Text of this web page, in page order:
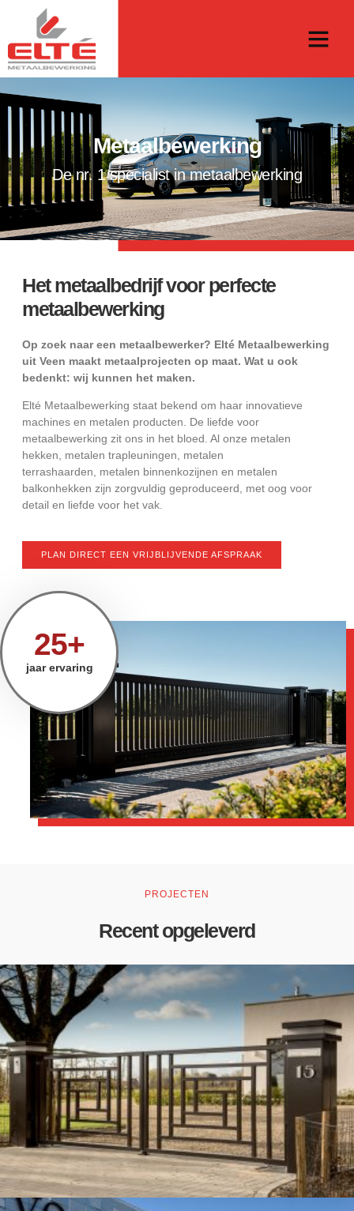
Metaalbewerking
De nr. 1 specialist in metaalbewerking
Het metaalbedrijf voor perfecte
metaalbewerking
Op zoek naar een metaalbewerker? Elté Metaalbewerking
uit Veen maakt metaalprojecten op maat. Wat u ook
bedenkt: wij kunnen het maken.
Elté Metaalbewerking staat bekend om haar innovatieve
machines en metalen producten. De liefde voor
metaalbewerking zit ons in het bloed. Al onze metalen
hekken, metalen trapleuningen, metalen
terrashaarden, metalen binnenkozijnen en metalen
balkonhekken zijn zorgvuldig geproduceerd, met oog voor
detail en liefde voor het vak.
PLAN DIRECT EEN VRIJBLIJVENDE AFSPRAAK
25+
jaar ervaring
PROJECTEN
Recent opgeleverd